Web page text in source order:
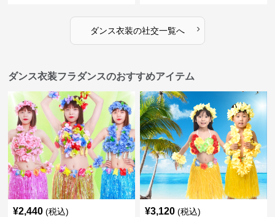
ダンス衣装の社交一覧へ ›
ダンス衣装フラダンスのおすすめアイテム
¥2,440 (税込) ¥3,120 (税込)